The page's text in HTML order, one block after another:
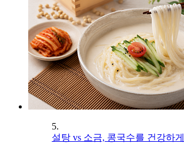
5.
설탕 vs 소금, 콩국수를 건강하